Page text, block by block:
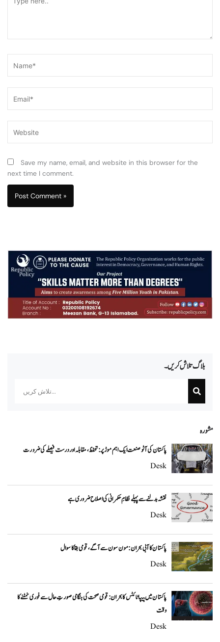
بلاگ تلاش کریں۔
مشورہ
پاکستان کی آٹو صنعت ایک اہم موڑ پر: تحفظ، مقابلہ اور درست فیصلے کی ضرورت
Desk
نقشہ بدلنے سے پہلے نظامِ حکمرانی کی اصلاح ضروری ہے
Desk
پاکستان کا آبی بحران: مون سون سے آگے، قومی بقا کا سوال
Desk
پاکستان میں ہیپاٹائٹس کا بحران: قومی صحت کی ہنگامی صورتِ حال سے فوری نمٹنے کا
وقت
Desk
here..
Save my name, email, and website in this browser for the
next time I comment.